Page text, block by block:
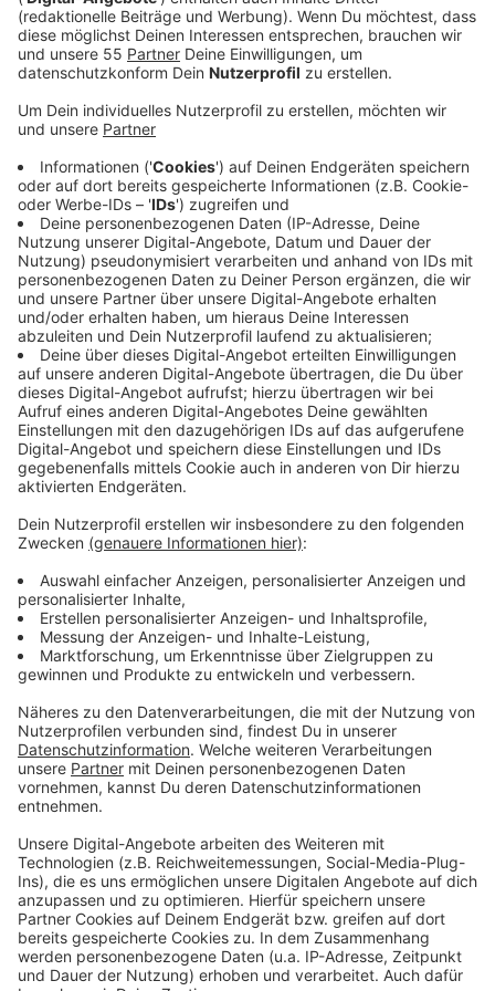
Veröffentlicht: Montag, 23.01.2023 04:43
Anzeige
Die Hoffnung, nach zwei Corona-Jahren wieder
durchstarten zu können, wurde mit dem russischen
Einmarsch in die Ukraine zerstört, so ein DEHOGA-
Sprecher auf Welle Niederrhein-Nachfrage. Der
Krisenmodus sei geblieben. Die eine Krise wurde
lediglich durch eine andere abgelöst, heißt es. Statt
Lockdowns und Kontaktbeschränkungen sorgen jetzt
die hohen Energie- und Lebensmittelpreise für härtere
Zeiten im Gastgewerbe. Sowohl in den Betrieben, als
auch bei den Gästen selbst. Das vergangene war auch
das dritte Jahr in Folge, in dem die Umsätze niedriger
ausfallen, als vor der Pandemie. Die
Herausforderungen des letzten Jahres werden auch
2023 bestehen bleiben, sagt der DEHOGA. Hinzu käme
noch der altbekannte Personalmangel im
Gastgewerbe. Hier könne eine leichtere Einwanderung
von Fachkräften aus dem EU-Ausland helfen.
Anzeige
Anzeige